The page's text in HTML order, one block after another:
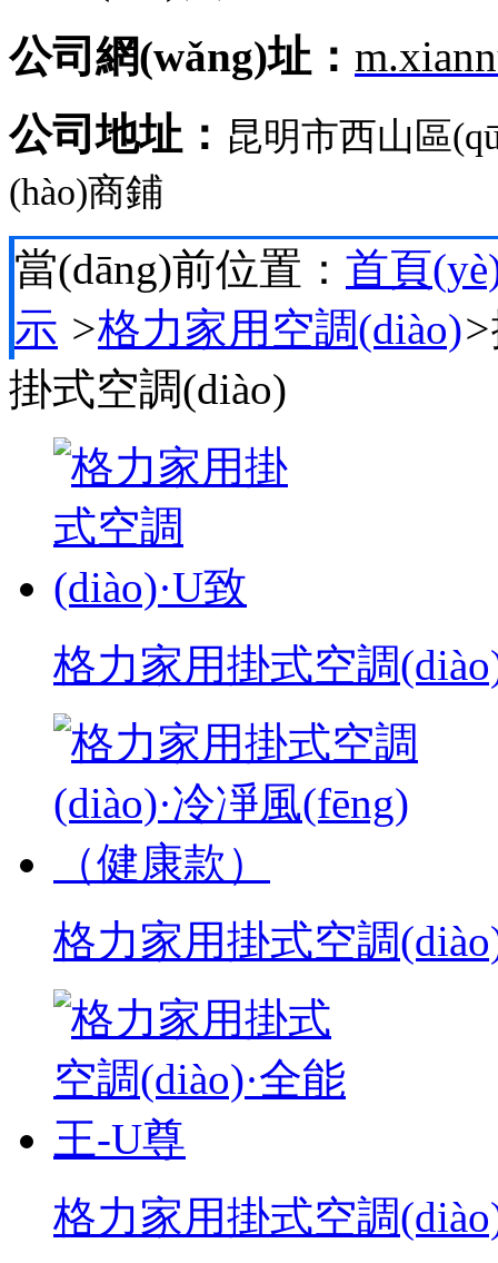
公司網(wǎng)址：
公司地址： 昆明市西山區
(hào)商鋪
當(dāng)前位置： 首頁
示 >格力家用空調(diào)>
掛式空調(diào)
格力家用掛式空調
格力家用掛式空調
格力家用掛式空調